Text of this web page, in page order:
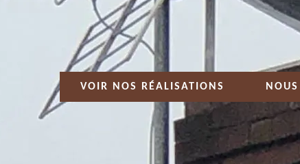
VOIR NOS RÉALISATIONS